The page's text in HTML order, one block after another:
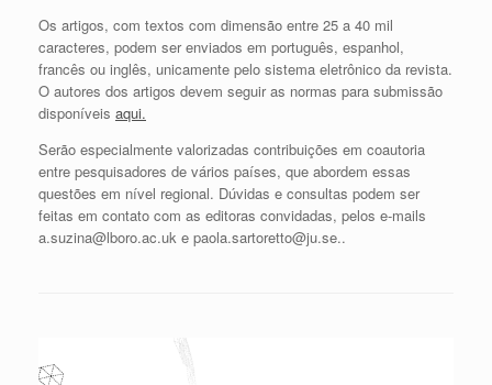
Os artigos, com textos com dimensão entre 25 a 40 mil
caracteres, podem ser enviados em português, espanhol,
francês ou inglês, unicamente pelo sistema eletrônico da revista.
O autores dos artigos devem seguir as normas para submissão
disponíveis aqui.
Serão especialmente valorizadas contribuições em coautoria
entre pesquisadores de vários países, que abordem essas
questões em nível regional. Dúvidas e consultas podem ser
feitas em contato com as editoras convidadas, pelos e-mails
a.suzina@lboro.ac.uk e paola.sartoretto@ju.se..